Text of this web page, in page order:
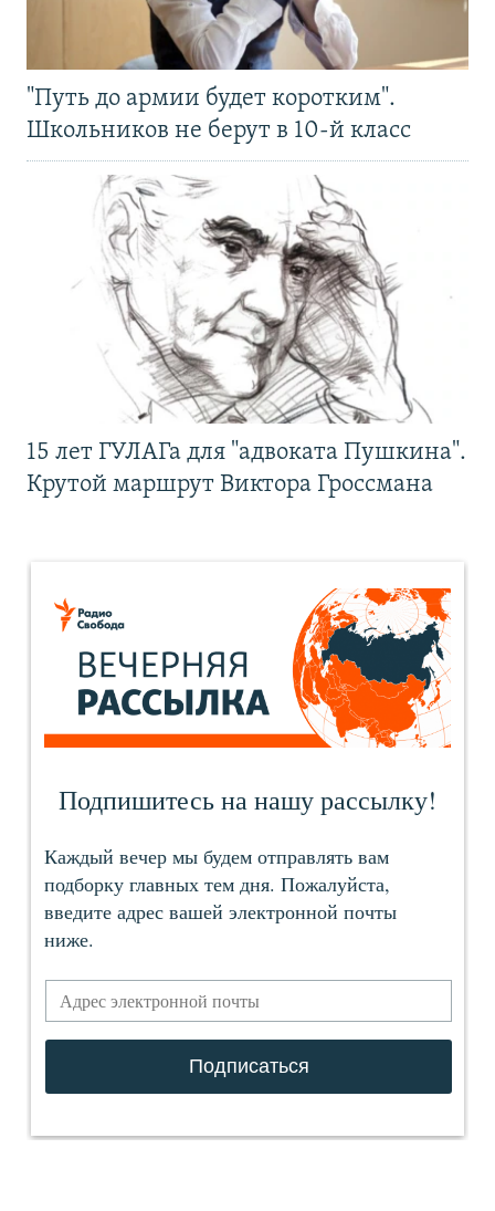
"Путь до армии будет коротким".
Школьников не берут в 10-й класс
15 лет ГУЛАГа для "адвоката Пушкина".
Крутой маршрут Виктора Гроссмана